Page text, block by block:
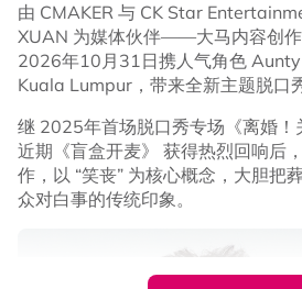
由 CMAKER 与 CK Star
XUAN 为媒体伙伴——大马内容创
2026年10月31日携人气角色
Kuala Lumpur，带来全新主题脱口
继 2025年首场脱口秀专场《离婚！
近期《盲盒开麦》 获得热烈回响后
作，以 “笑丧” 为核心概念，大胆把
众对白事的传统印象。